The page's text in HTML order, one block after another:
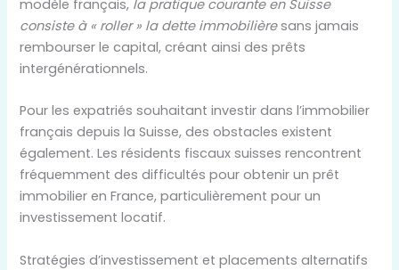
modèle français, la pratique courante en Suisse
consiste à « roller » la dette immobilièresans jamais
rembourser le capital, créant ainsi des prêts
intergénérationnels.
Pour les expatriés souhaitant investir dans l’immobilier
français depuis la Suisse, des obstacles existent
également. Les résidents fiscaux suisses rencontrent
fréquemment des difficultés pour obtenir un prêt
immobilier en France, particulièrement pour un
investissement locatif.
Stratégies d’investissement et placements alternatifs